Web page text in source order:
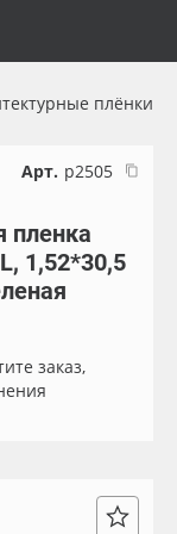
плёнки
Арт. р2505
пленка
1,52*30,5
заказ,